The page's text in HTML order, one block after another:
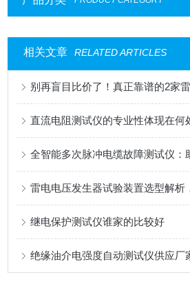
相关文章 RELATED ARTICLES
全智能多次脉冲电缆故障测试仪：
继电保护测试仪谁家的比较好
绝缘油介电强度自动测试仪供应厂